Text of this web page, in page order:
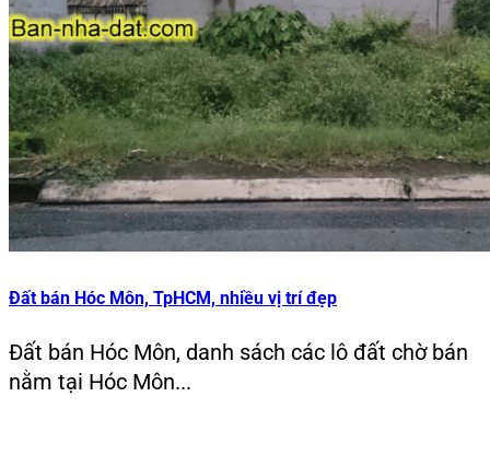
Đất bán Hóc Môn, TpHCM, nhiều vị trí đẹp
Đất bán Hóc Môn, danh sách các lô đất chờ bán
nằm tại Hóc Môn...